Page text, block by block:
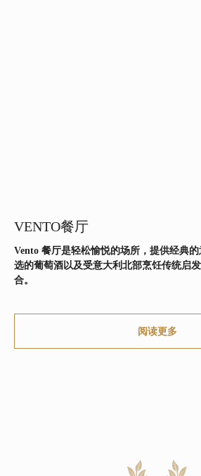
VENTO餐厅
Vento 餐厅是轻松愉悦的场所，提供经典
选的葡萄酒以及受意大利北部烹饪传统启
合。
阅读更多
用户协议
sales@rodinahotels.ru